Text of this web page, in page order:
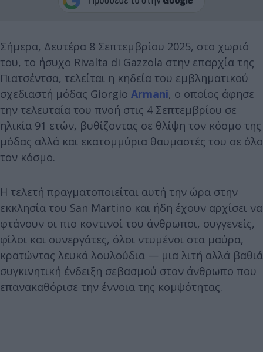
Σήμερα, Δευτέρα 8 Σεπτεμβρίου 2025, στο χωριό
του, το ήσυχο Rivalta di Gazzola στην επαρχία της
Πιατσέντσα, τελείται η κηδεία του εμβληματικού
σχεδιαστή μόδας Giorgio Armani, ο οποίος άφησε
την τελευταία του πνοή στις 4 Σεπτεμβρίου σε
ηλικία 91 ετών, βυθίζοντας σε θλίψη τον κόσμο της
μόδας αλλά και εκατομμύρια θαυμαστές του σε όλο
τον κόσμο.
Η τελετή πραγματοποιείται αυτή την ώρα στην
εκκλησία του San Martino και ήδη έχουν αρχίσει να
φτάνουν οι πιο κοντινοί του άνθρωποι, συγγενείς,
φίλοι και συνεργάτες, όλοι ντυμένοι στα μαύρα,
κρατώντας λευκά λουλούδια — μια λιτή αλλά βαθιά
συγκινητική ένδειξη σεβασμού στον άνθρωπο που
επανακαθόρισε την έννοια της κομψότητας.